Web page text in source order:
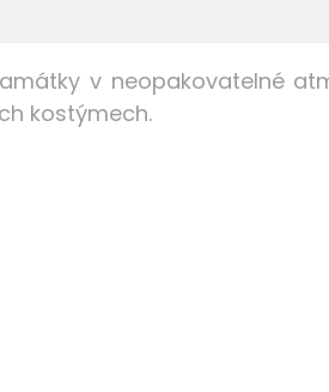
v neopakovatelné
kostýmech.